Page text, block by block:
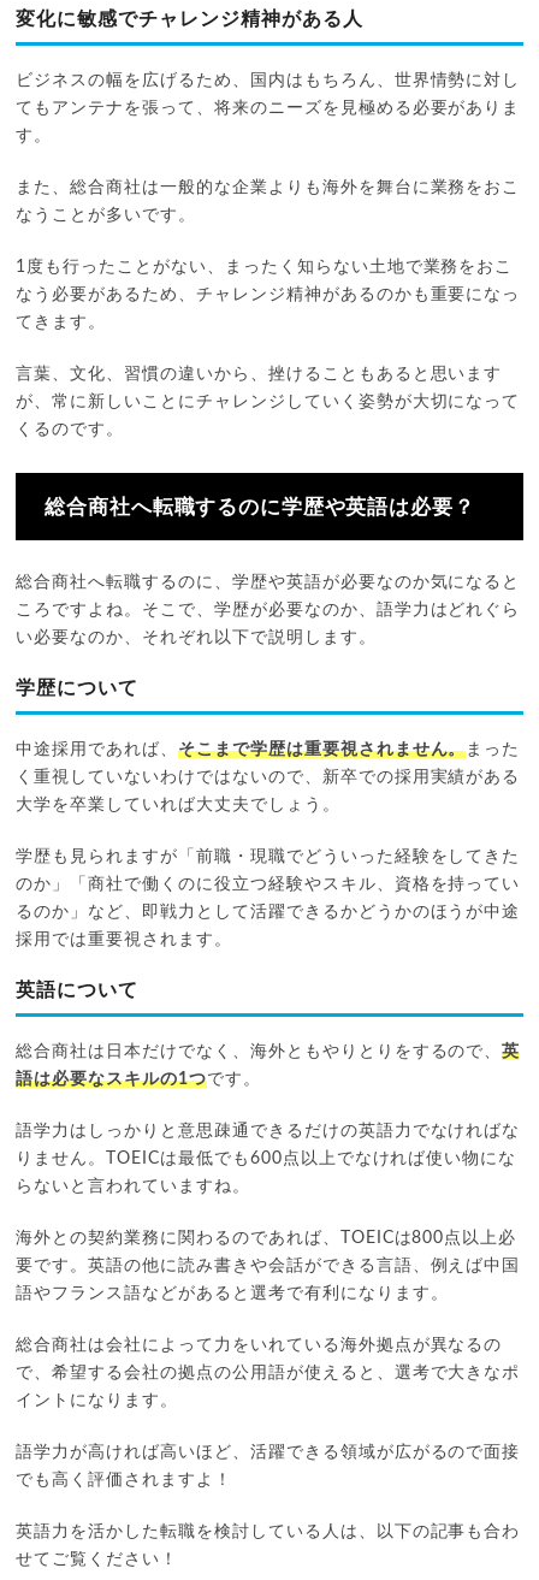
変化に敏感でチャレンジ精神がある人
ビジネスの幅を広げるため、国内はもちろん、世界情勢に対し
てもアンテナを張って、将来のニーズを見極める必要がありま
す。
また、総合商社は一般的な企業よりも海外を舞台に業務をおこ
なうことが多いです。
1度も行ったことがない、まったく知らない土地で業務をおこ
なう必要があるため、チャレンジ精神があるのかも重要になっ
てきます。
言葉、文化、習慣の違いから、挫けることもあると思います
が、常に新しいことにチャレンジしていく姿勢が大切になって
くるのです。
総合商社へ転職するのに学歴や英語は必要？
総合商社へ転職するのに、学歴や英語が必要なのか気になると
ころですよね。そこで、学歴が必要なのか、語学力はどれぐら
い必要なのか、それぞれ以下で説明します。
学歴について
中途採用であれば、そこまで学歴は重要視されません。まった
く重視していないわけではないので、新卒での採用実績がある
大学を卒業していれば大丈夫でしょう。
学歴も見られますが「前職・現職でどういった経験をしてきた
のか」「商社で働くのに役立つ経験やスキル、資格を持ってい
るのか」など、即戦力として活躍できるかどうかのほうが中途
採用では重要視されます。
英語について
総合商社は日本だけでなく、海外ともやりとりをするので、英
語は必要なスキルの1つです。
語学力はしっかりと意思疎通できるだけの英語力でなければな
りません。TOEICは最低でも600点以上でなければ使い物にな
らないと言われていますね。
海外との契約業務に関わるのであれば、TOEICは800点以上必
要です。英語の他に読み書きや会話ができる言語、例えば中国
語やフランス語などがあると選考で有利になります。
総合商社は会社によって力をいれている海外拠点が異なるの
で、希望する会社の拠点の公用語が使えると、選考で大きなポ
イントになります。
語学力が高ければ高いほど、活躍できる領域が広がるので面接
でも高く評価されますよ！
英語力を活かした転職を検討している人は、以下の記事も合わ
せてご覧ください！